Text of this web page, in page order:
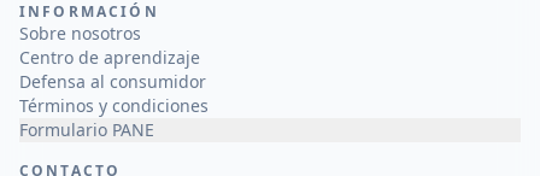
INFORMACIÓN
Sobre nosotros
Centro de aprendizaje
Defensa al consumidor
Términos y condiciones
Formulario PANE
CONTACTO